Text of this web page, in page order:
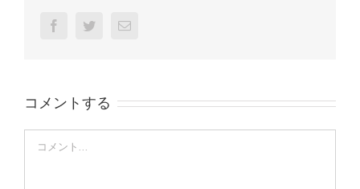
FacebookTwitter電
コメントする
Comment